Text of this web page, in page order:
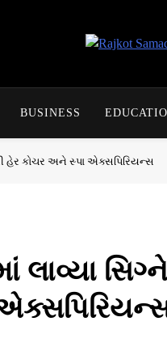
BUSINESS
હેર કોચર અને સ્પા એક્સપિરિયન્સ
લાવ્યા